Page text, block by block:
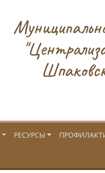
РЕСУРСЫ